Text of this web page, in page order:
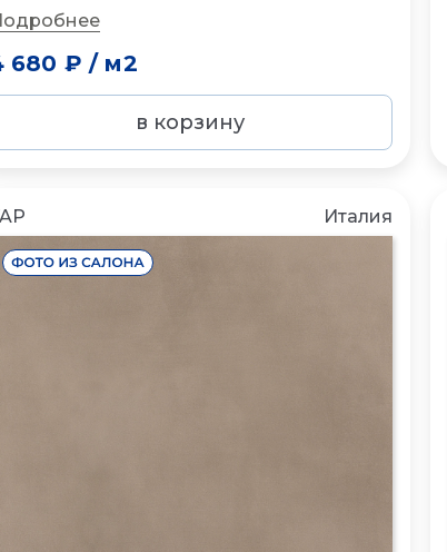
680 ₽ / м2
в корзину
Италия